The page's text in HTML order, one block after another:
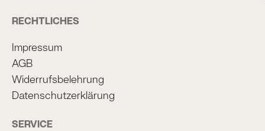
RECHTLICHES
Impressum
AGB
Widerrufsbelehrung
Datenschutzerklärung
SERVICE